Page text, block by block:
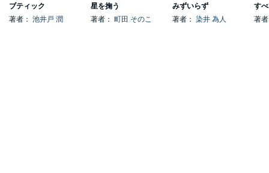
ブティック
著者： 池井戸 潤
星を掬う
著者： 町田 そのこ
みずいらず
著者： 染井 為人 著